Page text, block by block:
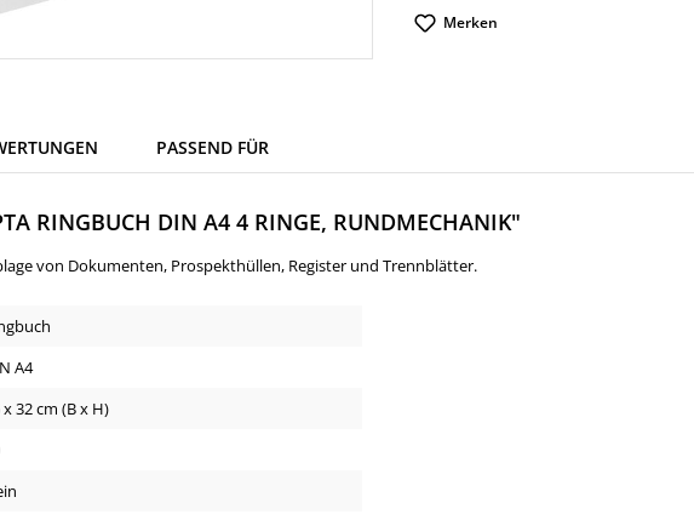
Merken
PASSEND FÜR
RINGBUCH DIN A4 4 RINGE, RUNDMECHANIK"
von Dokumenten, Prospekthüllen, Register und Trennblätter.
A4
x 32 cm (B x H)